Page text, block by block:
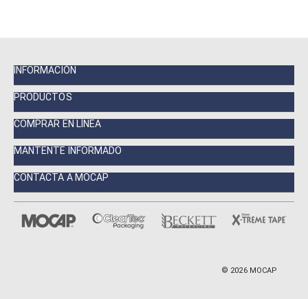
INFORMACIÓN
PRODUCTOS
COMPRAR EN LÍNEA
MANTENTE INFORMADO
CONTACTA A MOCAP
© 2026 MOCAP